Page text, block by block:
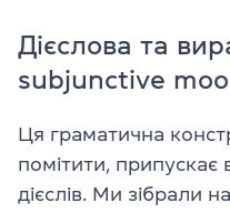
Дієслова та
subjunctive
Ця граматична
помітити, припускає
дієслів. Ми зібрали